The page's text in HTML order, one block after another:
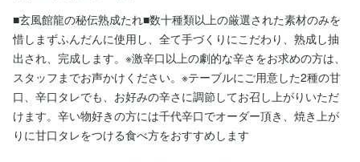
■玄風館龍の秘伝熟成たれ■数十種類以上の厳選された素材のみを
惜しまずふんだんに使用し、全て手づくりにこだわり、熟成し抽
出され、完成します。※激辛口以上の劇的な辛さをお求めの方は、
スタッフまでお声かけください。※テーブルにご用意した2種の甘
口、辛口タレでも、お好みの辛さに調節してお召し上がりいただ
けます。辛い物好きの方には千代辛口でオーダー頂き、焼き上が
りに甘口タレをつける食べ方をおすすめします
業務は基本的にチームで分担して進めるため、一人で抱え込む心
配はありません。混雑時もスタッフ同士で声をかけ合いながら対
応しているので、未経験の方でも無理なくスタートできます。
また、未経験者向けの研修として、基本的な接客マナーから丁寧
にレクチャーします。マニュアルも完備しており、分からないこ
とは先輩スタッフがすぐにフォローする環境ですので、初めての